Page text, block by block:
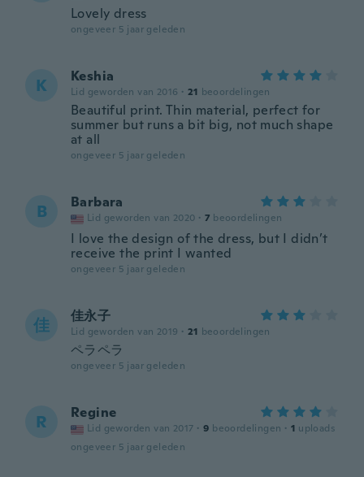
Lovely dress
ongeveer 5 jaar geleden
K Keshia
Lid geworden van 2016 · 21 beoordelingen
Beautiful print. Thin material, perfect for
summer but runs a bit big, not much shape
at all
ongeveer 5 jaar geleden
B Barbara
Lid geworden van 2020 · 7 beoordelingen
I love the design of the dress, but I didn’t
receive the print I wanted
ongeveer 5 jaar geleden
佳 佳永子
Lid geworden van 2019 · 21 beoordelingen
ペラペラ
ongeveer 5 jaar geleden
R Regine
Lid geworden van 2017 · 9 beoordelingen · 1 uploads
ongeveer 5 jaar geleden